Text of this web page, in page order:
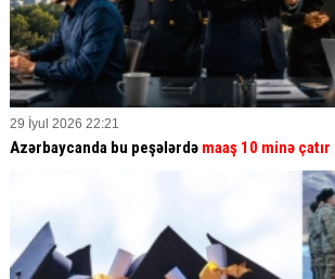
29 İyul 2026 22:21
Azərbaycanda bu peşələrdə maaş 10 minə çatır